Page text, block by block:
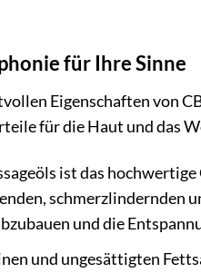
für Ihre Sinne
Eigenschaften von
für die Haut und das
ist das
schmerzlindernden
und die
und ungesättigten